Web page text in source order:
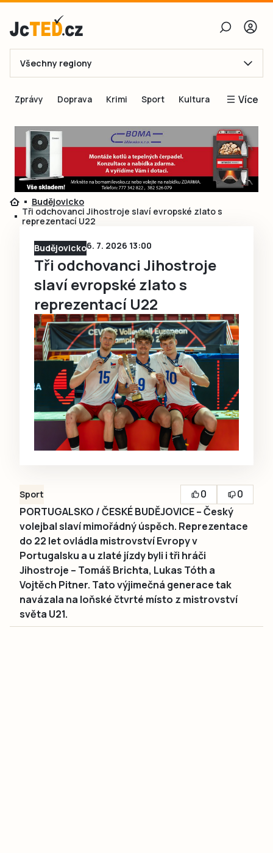
E-mail
Obnovit heslo
Přihlásit se
Přihlásit se přes Facebook
Všechny regiony
Zprávy Doprava Krimi Sport Kultura Více
Blogy
Inspirace
Čtenáři píší
Speciální přílohy
Budějovicko
Tři odchovanci Jihostroje slaví evropské zlato s
reprezentací U22
Budějovicko6. 7. 2026 13:00
Tři odchovanci Jihostroje
slaví evropské zlato s
reprezentací U22
Sport 0
0
PORTUGALSKO / ČESKÉ BUDĚJOVICE – Český
volejbal slaví mimořádný úspěch. Reprezentace
do 22 let ovládla mistrovství Evropy v
Portugalsku a u zlaté jízdy byli i tři hráči
Jihostroje – Tomáš Brichta, Lukas Tóth a
Vojtěch Pitner. Tato výjimečná generace tak
navázala na loňské čtvrté místo z mistrovství
světa U21.